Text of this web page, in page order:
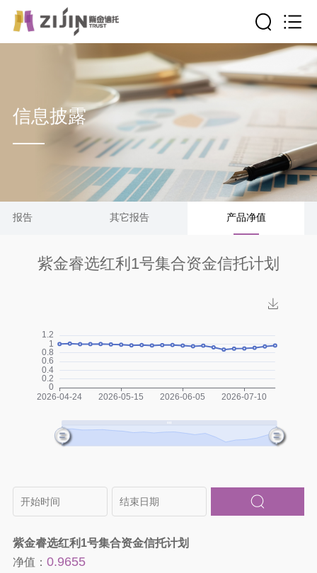
信息披露
算报告 其它报告 产品净值
紫金睿选红利1号集合资金信托计划
紫金睿选红利1号集合资金信托计划
净值： 0.9655